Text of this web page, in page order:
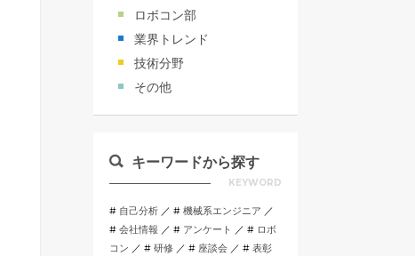
ロボコン部
業界トレンド
技術分野
その他
キーワードから探す
KEYWORD
自己分析
機械系エンジニア
会社情報
アンケート
ロボ
コン
研修 座談会
表彰